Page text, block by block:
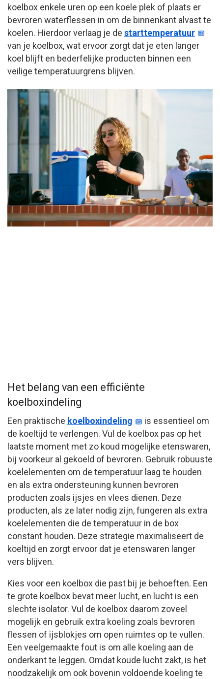
koelbox enkele uren op een koele plek of plaats er
bevroren waterflessen in om de binnenkant alvast te
koelen. Hierdoor verlaag je de starttemperatuur
van je koelbox, wat ervoor zorgt dat je eten langer
koel blijft en bederfelijke producten binnen een
veilige temperatuurgrens blijven.
Het belang van een efficiënte
koelboxindeling
Een praktische koelboxindeling
is essentieel om
de koeltijd te verlengen. Vul de koelbox pas op het
laatste moment met zo koud mogelijke etenswaren,
bij voorkeur al gekoeld of bevroren. Gebruik robuuste
koelelementen om de temperatuur laag te houden
en als extra ondersteuning kunnen bevroren
producten zoals ijsjes en vlees dienen. Deze
producten, als ze later nodig zijn, fungeren als extra
koelelementen die de temperatuur in de box
constant houden. Deze strategie maximaliseert de
koeltijd en zorgt ervoor dat je etenswaren langer
vers blijven.
Kies voor een koelbox die past bij je behoeften. Een
te grote koelbox bevat meer lucht, en lucht is een
slechte isolator. Vul de koelbox daarom zoveel
mogelijk en gebruik extra koeling zoals bevroren
flessen of ijsblokjes om open ruimtes op te vullen.
Een veelgemaakte fout is om alle koeling aan de
onderkant te leggen. Omdat koude lucht zakt, is het
noodzakelijk om ook bovenin voldoende koeling te